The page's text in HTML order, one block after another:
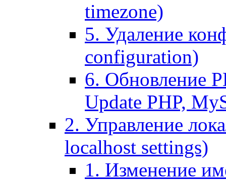
timezone)
5. Удаление
configuration)
6. Обновление
Update PHP,
2. Управление
localhost settings)
1. Изменение